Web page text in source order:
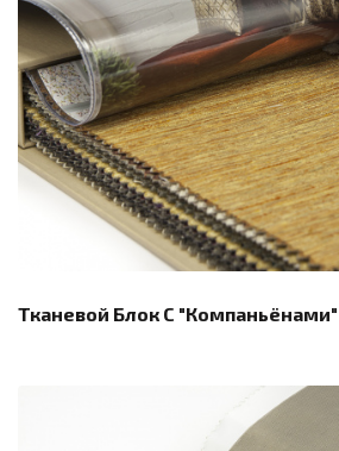
Тканевой Блок С "компаньёнами"